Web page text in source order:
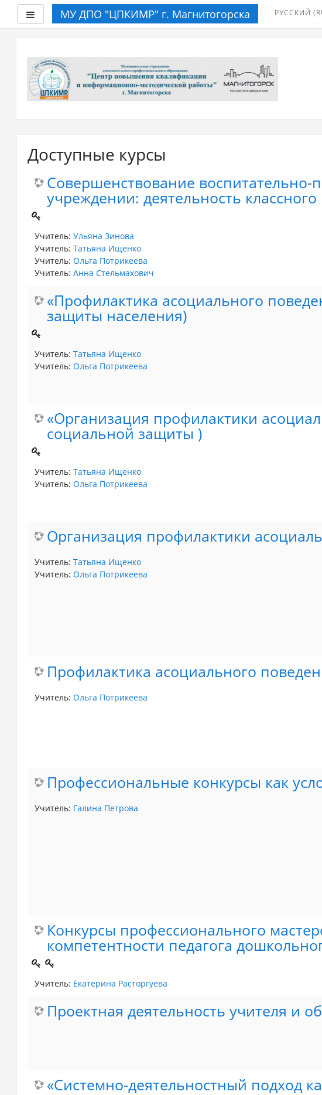
основному
содержанию
Боковая панель
МУ ДПО "ЦПКИМР" г. Магнитогорска РУССКИЙ
Доступные курсы
Совершенствование
учреждении: деятельность классного
Учитель: Ульяна Зинова
Учитель: Татьяна Ищенко
Учитель: Ольга Потрикеева
Учитель: Анна Стельмахович
«Профилактика асоциального
защиты населения)
Учитель: Татьяна Ищенко
Учитель: Ольга Потрикеева
«Организация профилактики
социальной защиты )
Учитель: Татьяна Ищенко
Учитель: Ольга Потрикеева
Организация профилактики
Учитель: Татьяна Ищенко
Учитель: Ольга Потрикеева
Профилактика асоциального
Учитель: Ольга Потрикеева
Профессиональные конкурсы как
Учитель: Галина Петрова
Конкурсы профессионального
компетентности педагога
Учитель: Екатерина Расторгуева
Проектная деятельность учителя и
«Системно-деятельностный подход